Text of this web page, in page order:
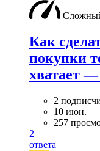
Как
покупки
хватает
2
10 июн.
257
2
ответа